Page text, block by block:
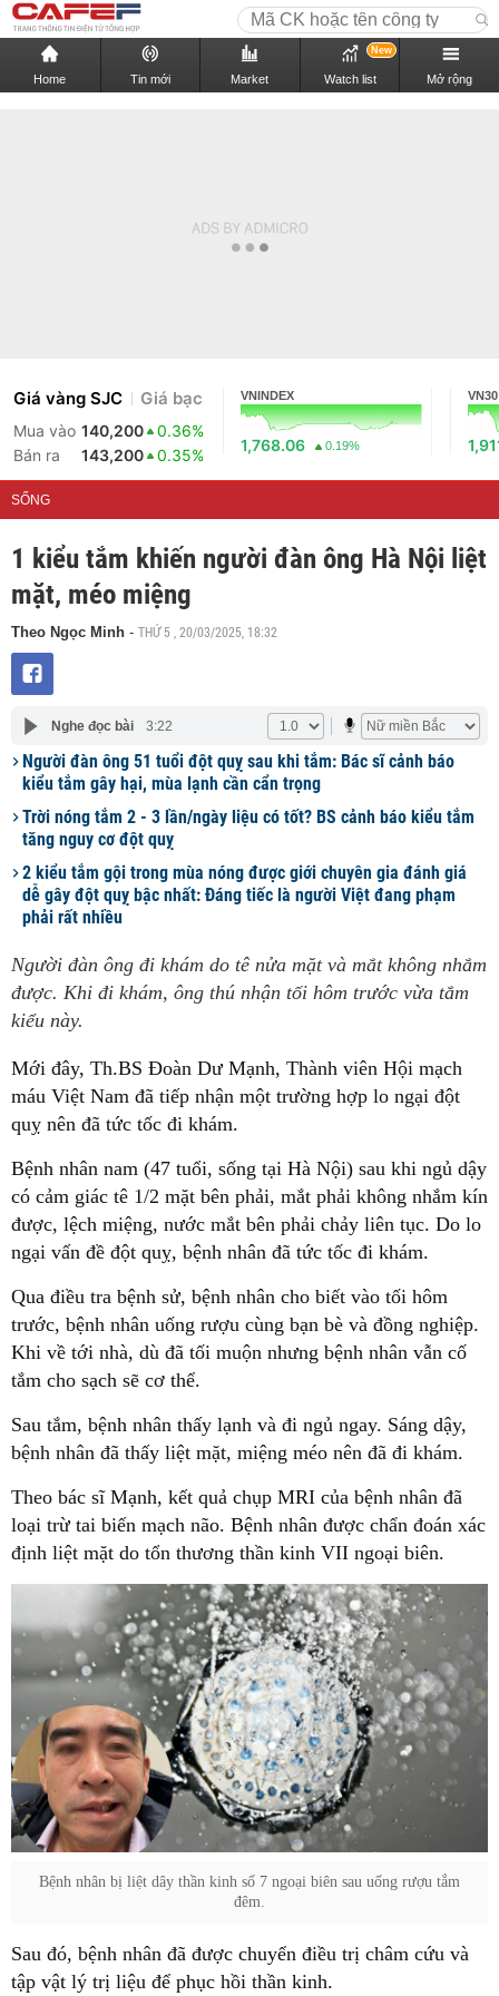
Home Tin mới Market Watch list
New
Mở rộng
Giá vàng SJC Giá bạc
Mua vào 140,200
0.36%
Bán ra
143,200 0.35%
VNINDEX
1,768.06 0.19%
VN30
SỐNG
1 kiểu tắm khiến người đàn ông Hà Nội liệt
mặt, méo miệng
Theo Ngọc Minh - THỨ 5 , 20/03/2025, 18:32
Nghe đọc bài 3:22
Người đàn ông 51 tuổi đột quỵ sau khi tắm: Bác sĩ cảnh báo
kiểu tắm gây hại, mùa lạnh cần cẩn trọng
Trời nóng tắm 2 - 3 lần/ngày liệu có tốt? BS cảnh báo kiểu tắm
tăng nguy cơ đột quỵ
2 kiểu tắm gội trong mùa nóng được giới chuyên gia đánh giá
dễ gây đột quỵ bậc nhất: Đáng tiếc là người Việt đang phạm
phải rất nhiều
Người đàn ông đi khám do tê nửa mặt và mắt không nhắm
được. Khi đi khám, ông thú nhận tối hôm trước vừa tắm
kiểu này.
Mới đây, Th.BS Đoàn Dư Mạnh, Thành viên Hội mạch
máu Việt Nam đã tiếp nhận một trường hợp lo ngại đột
quỵ nên đã tức tốc đi khám.
Bệnh nhân nam (47 tuổi, sống tại Hà Nội) sau khi ngủ dậy
có cảm giác tê 1/2 mặt bên phải, mắt phải không nhắm kín
được, lệch miệng, nước mắt bên phải chảy liên tục. Do lo
ngại vấn đề đột quỵ, bệnh nhân đã tức tốc đi khám.
Qua điều tra bệnh sử, bệnh nhân cho biết vào tối hôm
trước, bệnh nhân uống rượu cùng bạn bè và đồng nghiệp.
Khi về tới nhà, dù đã tối muộn nhưng bệnh nhân vẫn cố
tắm cho sạch sẽ cơ thể.
Sau tắm, bệnh nhân thấy lạnh và đi ngủ ngay. Sáng dậy,
bệnh nhân đã thấy liệt mặt, miệng méo nên đã đi khám.
Theo bác sĩ Mạnh, kết quả chụp MRI của bệnh nhân đã
loại trừ tai biến mạch não. Bệnh nhân được chẩn đoán xác
định liệt mặt do tổn thương thần kinh VII ngoại biên.
Bệnh nhân bị liệt dây thần kinh số 7 ngoại biên sau uống rượu tắm
đêm.
Sau đó, bệnh nhân đã được chuyển điều trị châm cứu và
tập vật lý trị liệu để phục hồi thần kinh.